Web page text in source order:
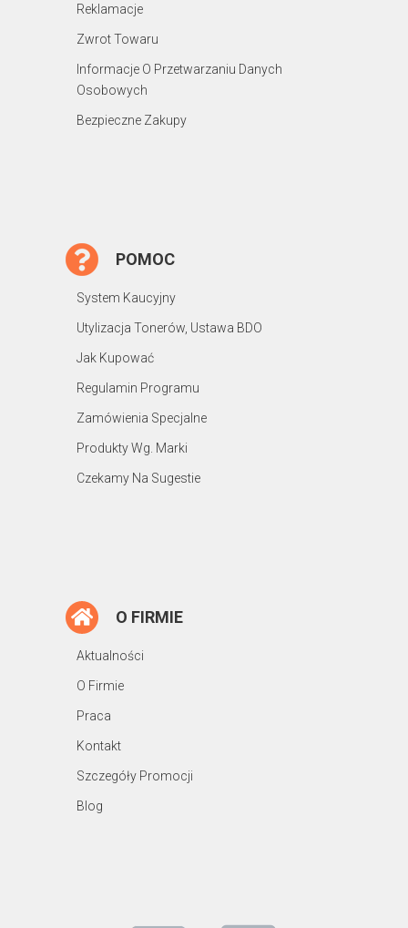
Reklamacje
Zwrot Towaru
Informacje O Przetwarzaniu Danych
Osobowych
Bezpieczne Zakupy
POMOC
System Kaucyjny
Utylizacja Tonerów, Ustawa BDO
Jak Kupować
Regulamin Programu
Zamówienia Specjalne
Produkty Wg. Marki
Czekamy Na Sugestie
O FIRMIE
Aktualności
O Firmie
Praca
Kontakt
Szczegóły Promocji
Blog